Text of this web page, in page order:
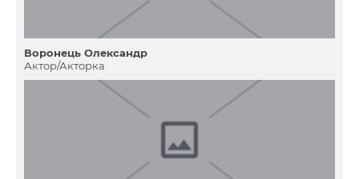
Воронець Олександр
Актор/Акторка